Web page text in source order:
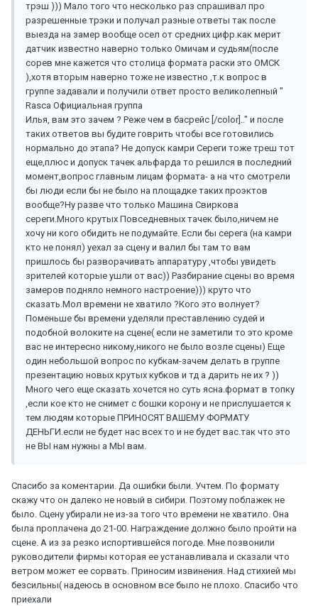
трэш ))) Мало того что несколько раз спрашивал про
разрешенные трэки и получал разные ответы так после
выезда на замер вообще осел от средних цифр.как мерит
датчик известно наверно только Омичам и судьям(после
сорев мне кажется что столица формата раски это ОМСК
),хотя вторым наверно тоже не известно ,т.к вопрос в
группе задавали и получили ответ просто великолепный "
Rasca Официальная группа
Илья, вам это зачем ? Реже чем в басрейс [/color].." и после
таких ответов вы будите говрить чтобы все готовились
нормально до этапа? Не допуск камри Сереги тоже треш тот
еще,плюс и допуск тачек альфарда то решился в последний
момент,вопрос главным лицам формата- а на что смотрели
бы люди если бы не было на площадке таких проэктов
вообще?Ну разве что только Машина Свиркова
сереги.Много крутых Повседневных тачек было,ничем не
хочу ни кого обидить не подумайте. Если бы серега (на камри
кто не понял) уехал за сцену и валил бы там то вам
пришлось бы разворачивать аппаратуру ,чтобы увидеть
зрителей которые ушли от вас)) Разбирание сцены во время
замеров подняло немного настроение))) круто что
сказать.Мол времени не хватило ?Кого это волнует?
Поменьше бы времени уделяли преставлению судей и
подобной волоките на сцене( если не заметили то это кроме
вас не интересно никому,никого не было возле сцены) Еще
один небольшой вопрос по кубкам-зачем делать в группе
презентацию новых крутых кубков и тд а дарить не их ? ))
Много чего еще сказать хочется но суть ясна.формат в топку
,если кое кто не снимет с бошки корону и не прислушается к
тем людям которые ПРИНОСЯТ ВАШЕМУ ФОРМАТУ
ДЕНЬГИ.если не будет нас всех то и не будет вас.так что это
не ВЫ нам нужны а МЫ вам.
Спасибо за коментарии. Да ошибки были. Учтем. По формату
скажу что он далеко не новый в сибири. Поэтому поблажек не
было. Сцену убирали не из-за того что времени не хватило. Она
была проплачена до 21-00. Награждение должно было пройти на
сцене. А из за резко испортившейся погоде. Мне позвонили
руководители фирмы которая ее устанавливала и сказали что
ветром может ее сорвать. Приносим извинения. Над стихией мы
безсильны( надеюсь в основном все было не плохо. Спасибо что
приехали